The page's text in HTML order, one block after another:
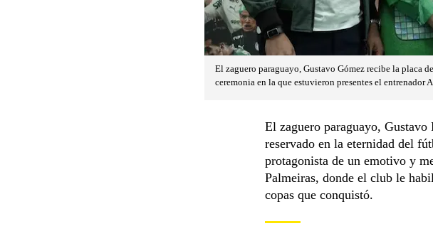
El zaguero paraguayo, Gustavo Gómez recibe la placa
ceremonia en la que estuvieron presentes el entrenador
El zaguero paraguayo,
reservado en la eternidad del
protagonista de un emotivo y
Palmeiras, donde el club le
copas que conquistó.